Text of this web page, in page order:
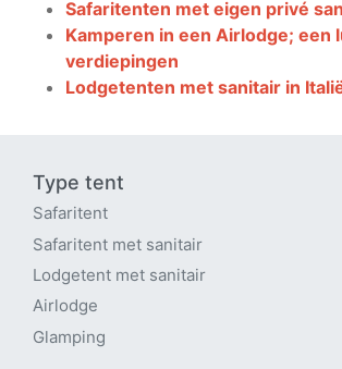
Safaritenten met eigen privé
Kamperen in een Airlodge; een
verdiepingen
Lodgetenten met sanitair in
Type tent
Safaritent
Safaritent met sanitair
Lodgetent met sanitair
Airlodge
Glamping